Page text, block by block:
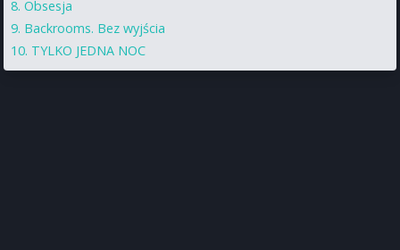
Obsesja
Backrooms. Bez wyjścia
TYLKO JEDNA NOC